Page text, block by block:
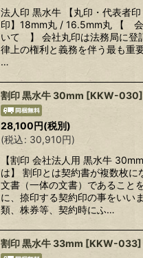
法人印 黒水牛 【丸印・代表者
印】18mm丸 / 16.5mm丸 【
いて 】 会社丸印は法務局に登
律上の権利と義務を伴う最も重
…
割印 黒水牛 30mm [KKW-030]
28,100円(税別)
(税込: 30,910円)
【割印 会社法人用 黒水牛
は】 割印とは契約書が複数枚に
文書（一体の文書）であること
に、捺印する契約印の事をいい
類、株券等、契約時にふ…
割印 黒水牛 33mm [KKW-033]